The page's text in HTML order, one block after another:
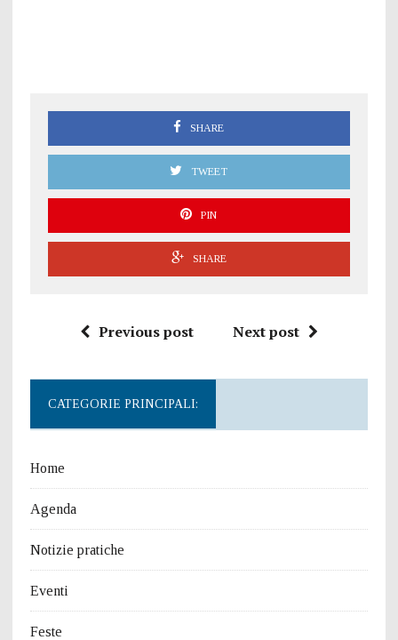
SHARE
TWEET
PIN
SHARE
Previous post Next post
CATEGORIE PRINCIPALI:
Home
Agenda
Notizie pratiche
Eventi
Feste